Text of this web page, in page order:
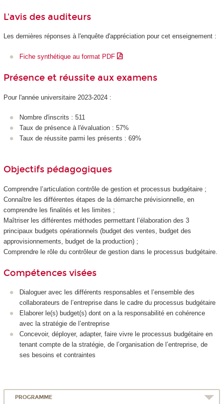
L'avis des auditeurs
Les dernières réponses à l'enquête d'appréciation pour cet enseignement :
Fiche synthétique au format PDF
Présence et réussite aux examens
Pour l'année universitaire 2023-2024 :
Nombre d'inscrits : 511
Taux de présence à l'évaluation : 57%
Taux de réussite parmi les présents : 69%
Objectifs pédagogiques
Comprendre l’articulation contrôle de gestion et processus budgétaire ;
Connaître les différentes étapes de la démarche prévisionnelle, en
comprendre les finalités et les limites ;
Maîtriser les différentes méthodes permettant l’élaboration des 3
principaux budgets opérationnels (budget des ventes, budget des
approvisionnements, budget de la production) ;
Comprendre le rôle du contrôleur de gestion dans le processus budgétaire.
Compétences visées
Dialoguer avec les différents responsables et l’ensemble des
collaborateurs de l’entreprise dans le cadre du processus budgétaire
Elaborer le(s) budget(s) dont on a la responsabilité en cohérence
avec la stratégie de l’entreprise
Concevoir, déployer, adapter, faire vivre le processus budgétaire en
tenant compte de la stratégie, de l’organisation de l’entreprise, de
ses besoins et contraintes
PROGRAMME